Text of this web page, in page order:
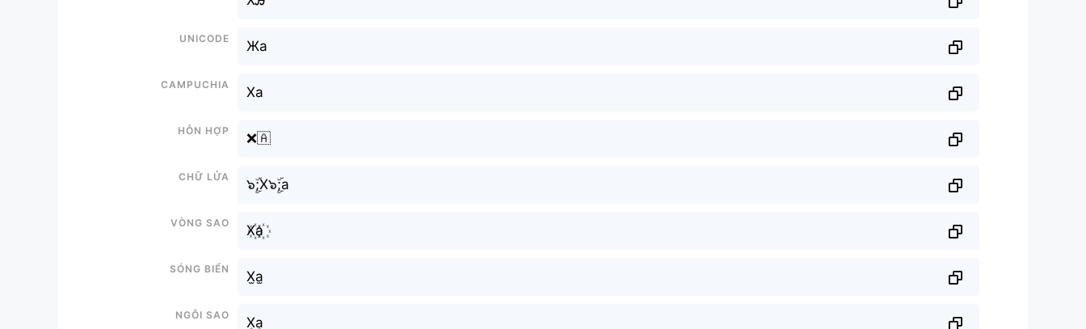
Unicode
Жа
Campuchia
Xa
Hỗn hợp
❌🇦
Chữ Lửa
๖ۣۜ;X๖ۣۜ;a
Vòng sao
X꙰a꙰
Sóng biển
X̫a̫
Ngôi sao
X͙a͙